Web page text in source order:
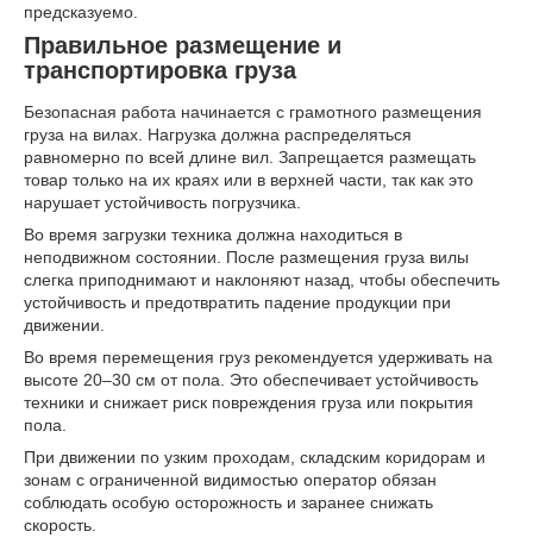
предсказуемо.
Правильное размещение и
транспортировка груза
Безопасная работа начинается с грамотного размещения
груза на вилах. Нагрузка должна распределяться
равномерно по всей длине вил. Запрещается размещать
товар только на их краях или в верхней части, так как это
нарушает устойчивость погрузчика.
Во время загрузки техника должна находиться в
неподвижном состоянии. После размещения груза вилы
слегка приподнимают и наклоняют назад, чтобы обеспечить
устойчивость и предотвратить падение продукции при
движении.
Во время перемещения груз рекомендуется удерживать на
высоте 20–30 см от пола. Это обеспечивает устойчивость
техники и снижает риск повреждения груза или покрытия
пола.
При движении по узким проходам, складским коридорам и
зонам с ограниченной видимостью оператор обязан
соблюдать особую осторожность и заранее снижать
скорость.